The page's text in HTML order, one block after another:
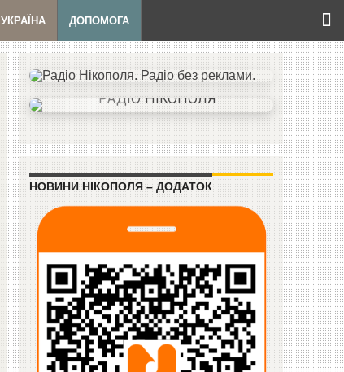
УКРАЇНА ДОПОМОГА
НОВИНИ НІКОПОЛЯ – ДОДАТОК